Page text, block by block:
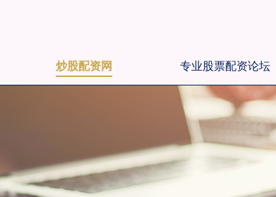
炒股配资网 专业股票配资论坛